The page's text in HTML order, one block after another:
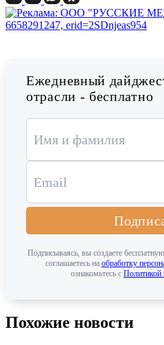
Ежедневный
отрасли - бесплатно
Подписываясь, вы создаете
соглашаетесь на обработку
ознакомьтесь с Политикой
Похожие новости